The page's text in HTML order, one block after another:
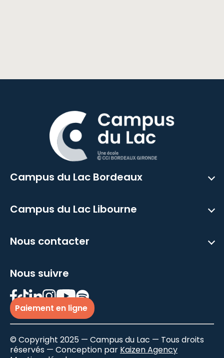
Campus du Lac Bordeaux
Campus du Lac Libourne
Nous contacter
Nous suivre
Paiement en ligne
© Copyright 2025 — Campus du Lac — Tous droits
réservés — Conception par Kaizen Agency